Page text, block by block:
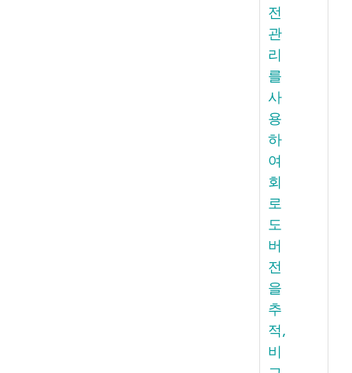
전
관
리
를
사
용
하
여
회
로
도
버
전
을
추
적,
비